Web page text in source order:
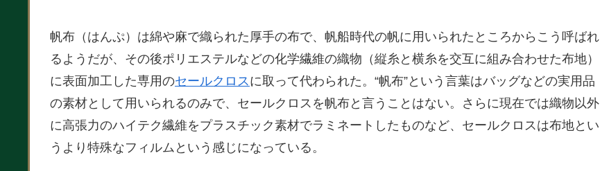
帆布（はんぷ）は綿や麻で織られた厚手の布で、帆船時代の帆に用いられたところからこう呼ばれ
るようだが、その後ポリエステルなどの化学繊維の織物（縦糸と横糸を交互に組み合わせた布地）
に表面加工した専用のセールクロス に取って代わられた。“帆布”という言葉はバッグなどの実用品
の素材として用いられるのみで、セールクロスを帆布と言うことはない。さらに現在では織物以外
に高張力のハイテク繊維をプラスチック素材でラミネートしたものなど、セールクロスは布地とい
うより特殊なフィルムという感じになっている。